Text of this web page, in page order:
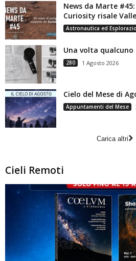
News da Marte
Curiosity risale
Astronautica ed
Una volta qualcuno
280 1 Agosto 2026
Cielo del Mese di
Appuntamenti del Mese
Carica altri
Cieli Remoti